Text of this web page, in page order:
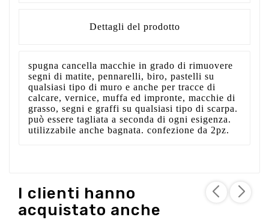
Dettagli del prodotto
spugna cancella macchie in grado di rimuovere
segni di matite, pennarelli, biro, pastelli su
qualsiasi tipo di muro e anche per tracce di
calcare, vernice, muffa ed impronte, macchie di
grasso, segni e graffi su qualsiasi tipo di scarpa.
può essere tagliata a seconda di ogni esigenza.
utilizzabile anche bagnata. confezione da 2pz.
I clienti hanno
acquistato anche